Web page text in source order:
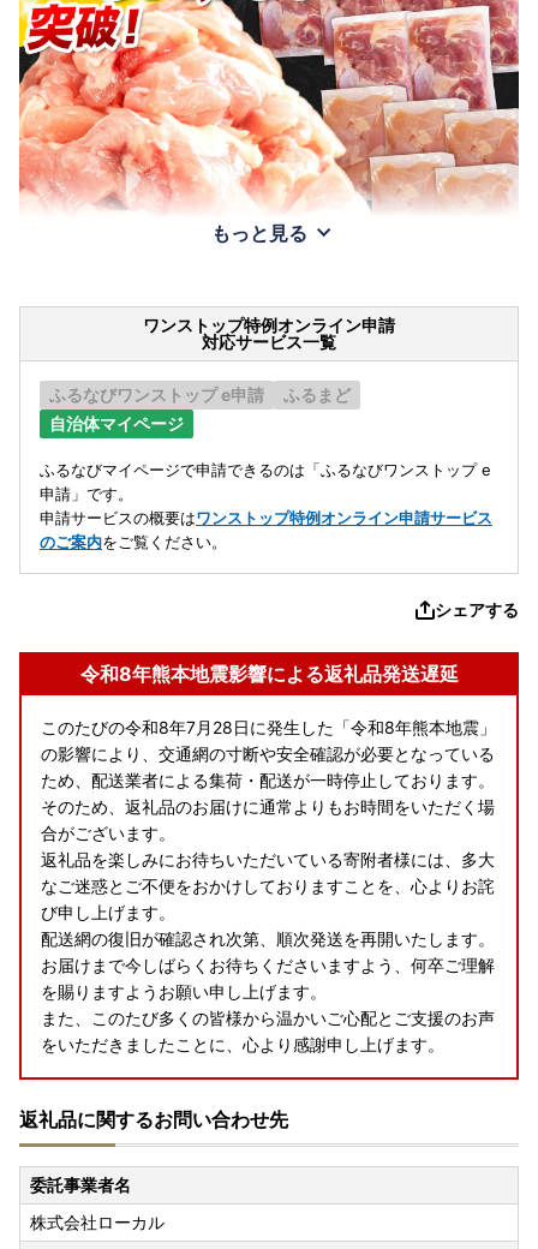
もっと見る
ワンストップ特例オンライン申請
対応サービス一覧
ふるなびワンストップ e申請
ふるまど
自治体マイページ
ふるなびマイページで申請できるのは「ふるなびワンストップ e
申請」です。
申請サービスの概要はワンストップ特例オンライン申請サービス
のご案内をご覧ください。
シェアする
令和8年熊本地震影響による返礼品発送遅延
このたびの令和8年7月28日に発生した「令和8年熊本地震」
の影響により、交通網の寸断や安全確認が必要となっている
ため、配送業者による集荷・配送が一時停止しております。​
そのため、返礼品のお届けに通常よりもお時間をいただく場
合がございます。​
返礼品を楽しみにお待ちいただいている寄附者様には、多大
なご迷惑とご不便をおかけしておりますことを、心よりお詫
び申し上げます。​
配送網の復旧が確認され次第、順次発送を再開いたします。
お届けまで今しばらくお待ちくださいますよう、何卒ご理解
を賜りますようお願い申し上げます。​
また、このたび多くの皆様から温かいご心配とご支援のお声
をいただきましたことに、心より感謝申し上げます。
返礼品に関するお問い合わせ先
委託事業者名
株式会社ローカル